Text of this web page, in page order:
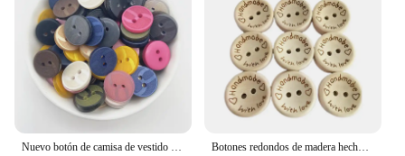
Botones redondos de madera hechos a mano, accesorios para ropa, manualidades DIY, 50/100 piezas, 15/20/25mm